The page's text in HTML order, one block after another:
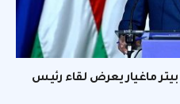
ماغيار يعرض لقاء رئيس